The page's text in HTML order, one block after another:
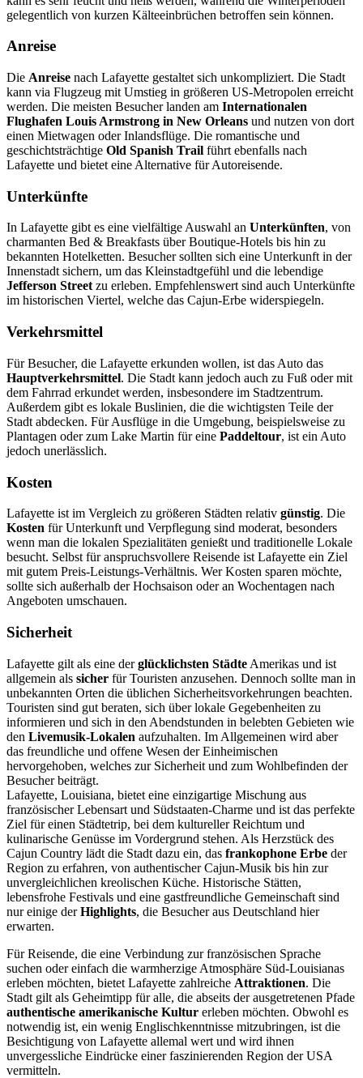
gelegentlich von kurzen Kälteeinbrüchen betroffen sein können.
Anreise
Die Anreise nach Lafayette gestaltet sich unkompliziert. Die Stadt
kann via Flugzeug mit Umstieg in größeren US-Metropolen erreicht
werden. Die meisten Besucher landen am Internationalen
Flughafen Louis Armstrong in New Orleans und nutzen von dort
einen Mietwagen oder Inlandsflüge. Die romantische und
geschichtsträchtige Old Spanish Trail führt ebenfalls nach
Lafayette und bietet eine Alternative für Autoreisende.
Unterkünfte
In Lafayette gibt es eine vielfältige Auswahl an Unterkünften, von
charmanten Bed & Breakfasts über Boutique-Hotels bis hin zu
bekannten Hotelketten. Besucher sollten sich eine Unterkunft in der
Innenstadt sichern, um das Kleinstadtgefühl und die lebendige
Jefferson Streetzu erleben. Empfehlenswert sind auch Unterkünfte
im historischen Viertel, welche das Cajun-Erbe widerspiegeln.
Verkehrsmittel
Für Besucher, die Lafayette erkunden wollen, ist das Auto das
Hauptverkehrsmittel. Die Stadt kann jedoch auch zu Fuß oder mit
dem Fahrrad erkundet werden, insbesondere im Stadtzentrum.
Außerdem gibt es lokale Buslinien, die die wichtigsten Teile der
Stadt abdecken. Für Ausflüge in die Umgebung, beispielsweise zu
Plantagen oder zum Lake Martin für eine Paddeltour, ist ein Auto
jedoch unerlässlich.
Kosten
Lafayette ist im Vergleich zu größeren Städten relativ günstig. Die
Kosten für Unterkunft und Verpflegung sind moderat, besonders
wenn man die lokalen Spezialitäten genießt und traditionelle Lokale
besucht. Selbst für anspruchsvollere Reisende ist Lafayette ein Ziel
mit gutem Preis-Leistungs-Verhältnis. Wer Kosten sparen möchte,
sollte sich außerhalb der Hochsaison oder an Wochentagen nach
Angeboten umschauen.
Sicherheit
Lafayette gilt als eine derglücklichsten Städte Amerikas und ist
allgemein als sicher für Touristen anzusehen. Dennoch sollte man in
unbekannten Orten die üblichen Sicherheitsvorkehrungen beachten.
Touristen sind gut beraten, sich über lokale Gegebenheiten zu
informieren und sich in den Abendstunden in belebten Gebieten wie
den Livemusik-Lokalen aufzuhalten. Im Allgemeinen wird aber
das freundliche und offene Wesen der Einheimischen
hervorgehoben, welches zur Sicherheit und zum Wohlbefinden der
Besucher beiträgt.
Lafayette, Louisiana, bietet eine einzigartige Mischung aus
französischer Lebensart und Südstaaten-Charme und ist das perfekte
Ziel für einen Städtetrip, bei dem kultureller Reichtum und
kulinarische Genüsse im Vordergrund stehen. Als Herzstück des
Cajun Country lädt die Stadt dazu ein, das frankophone Erbe der
Region zu erfahren, von authentischer Cajun-Musik bis hin zur
unvergleichlichen kreolischen Küche. Historische Stätten,
lebensfrohe Festivals und eine gastfreundliche Gemeinschaft sind
nur einige derHighlights, die Besucher aus Deutschland hier
erwarten.
Für Reisende, die eine Verbindung zur französischen Sprache
suchen oder einfach die warmherzige Atmosphäre Süd-Louisianas
erleben möchten, bietet Lafayette zahlreiche Attraktionen. Die
Stadt gilt als Geheimtipp für alle, die abseits der ausgetretenen Pfade
authentische amerikanische Kultur erleben möchten. Obwohl es
notwendig ist, ein wenig Englischkenntnisse mitzubringen, ist die
Besichtigung von Lafayette allemal wert und wird ihnen
unvergessliche Eindrücke einer faszinierenden Region der USA
vermitteln.